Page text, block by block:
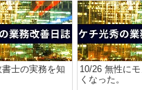
士の実務を知
10/26 無性に
くなった。